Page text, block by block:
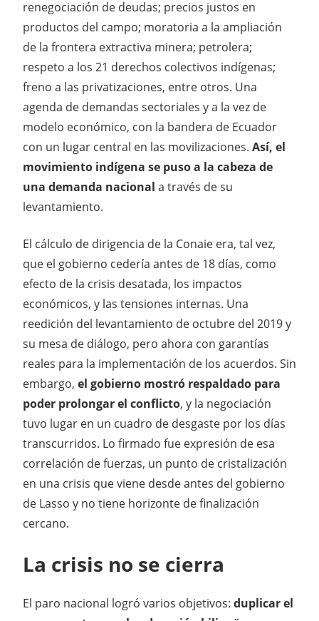
renegociación de deudas; precios justos en
productos del campo; moratoria a la ampliación
de la frontera extractiva minera; petrolera;
respeto a los 21 derechos colectivos indígenas;
freno a las privatizaciones, entre otros. Una
agenda de demandas sectoriales y a la vez de
modelo económico, con la bandera de Ecuador
con un lugar central en las movilizaciones. Así, el
movimiento indígena se puso a la cabeza de
una demanda nacional a través de su
levantamiento.
El cálculo de dirigencia de la Conaie era, tal vez,
que el gobierno cedería antes de 18 días, como
efecto de la crisis desatada, los impactos
económicos, y las tensiones internas. Una
reedición del levantamiento de octubre del 2019 y
su mesa de diálogo, pero ahora con garantías
reales para la implementación de los acuerdos. Sin
embargo, el gobierno mostró respaldado para
poder prolongar el conflicto, y la negociación
tuvo lugar en un cuadro de desgaste por los días
transcurridos. Lo firmado fue expresión de esa
correlación de fuerzas, un punto de cristalización
en una crisis que viene desde antes del gobierno
de Lasso y no tiene horizonte de finalización
cercano.
La crisis no se cierra
El paro nacional logró varios objetivos: duplicar el